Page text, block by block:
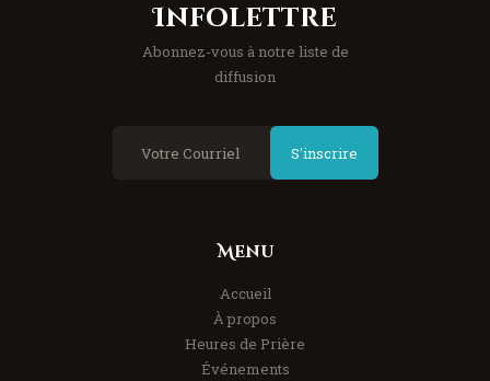
Infolettre
Abonnez-vous à notre liste de
diffusion
S'inscrire
Menu
Accueil
À propos
Heures de Prière
Événements